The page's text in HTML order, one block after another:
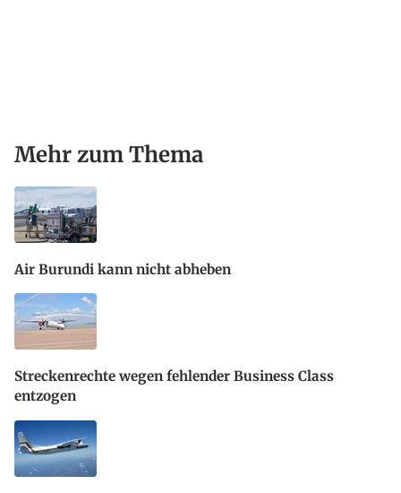
Mehr zum Thema
Air Burundi kann nicht abheben
Streckenrechte wegen fehlender Business Class
entzogen